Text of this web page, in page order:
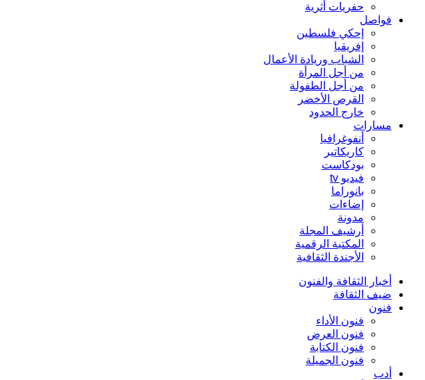
حفريات أثرية
فواصل
إحكي فلسطين
إفريقيا
الشباب وريادة الأعمال
من أجل المرأة
من أجل الطفولة
القرص الأخضر
خارج الحدود
مسارات
أنفوغرافيا
كاريكاتير
بودكاست
فيديو tv
بانوراما
إضاءات
مدونة
أرشيف المجلة
المكتبة الرقمية
الأجندة الثقافية
أخبار الثقافة والفنون
ضيف الثقافة
فنون
فنون الأداء
فنون العرض
فنون الكتابة
فنون الجميلة
أدب